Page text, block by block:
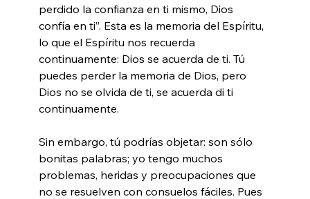
perdido la confianza en ti mismo, Dios
confía en ti”. Esta es la memoria del Espíritu,
lo que el Espíritu nos recuerda
continuamente: Dios se acuerda de ti. Tú
puedes perder la memoria de Dios, pero
Dios no se olvida de ti, se acuerda di ti
continuamente.
Sin embargo, tú podrías objetar: son sólo
bonitas palabras; yo tengo muchos
problemas, heridas y preocupaciones que
no se resuelven con consuelos fáciles. Pues